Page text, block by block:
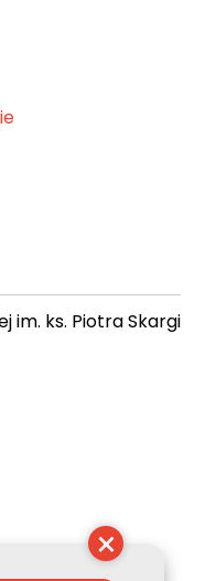
im. ks. Piotra Skargi
×